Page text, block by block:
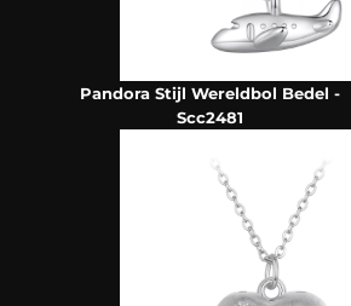
Pandora Stijl Wereldbol Bedel -
Scc2481